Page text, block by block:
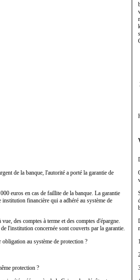
de la banque, l'autorité a porté la garantie de
euros en cas de faillite de la banque. La garantie
financière qui a adhéré au système de
des comptes à terme et des comptes d'épargne.
l'institution concernée sont couverts par la garantie.
obligation au système de protection ?
protection ?